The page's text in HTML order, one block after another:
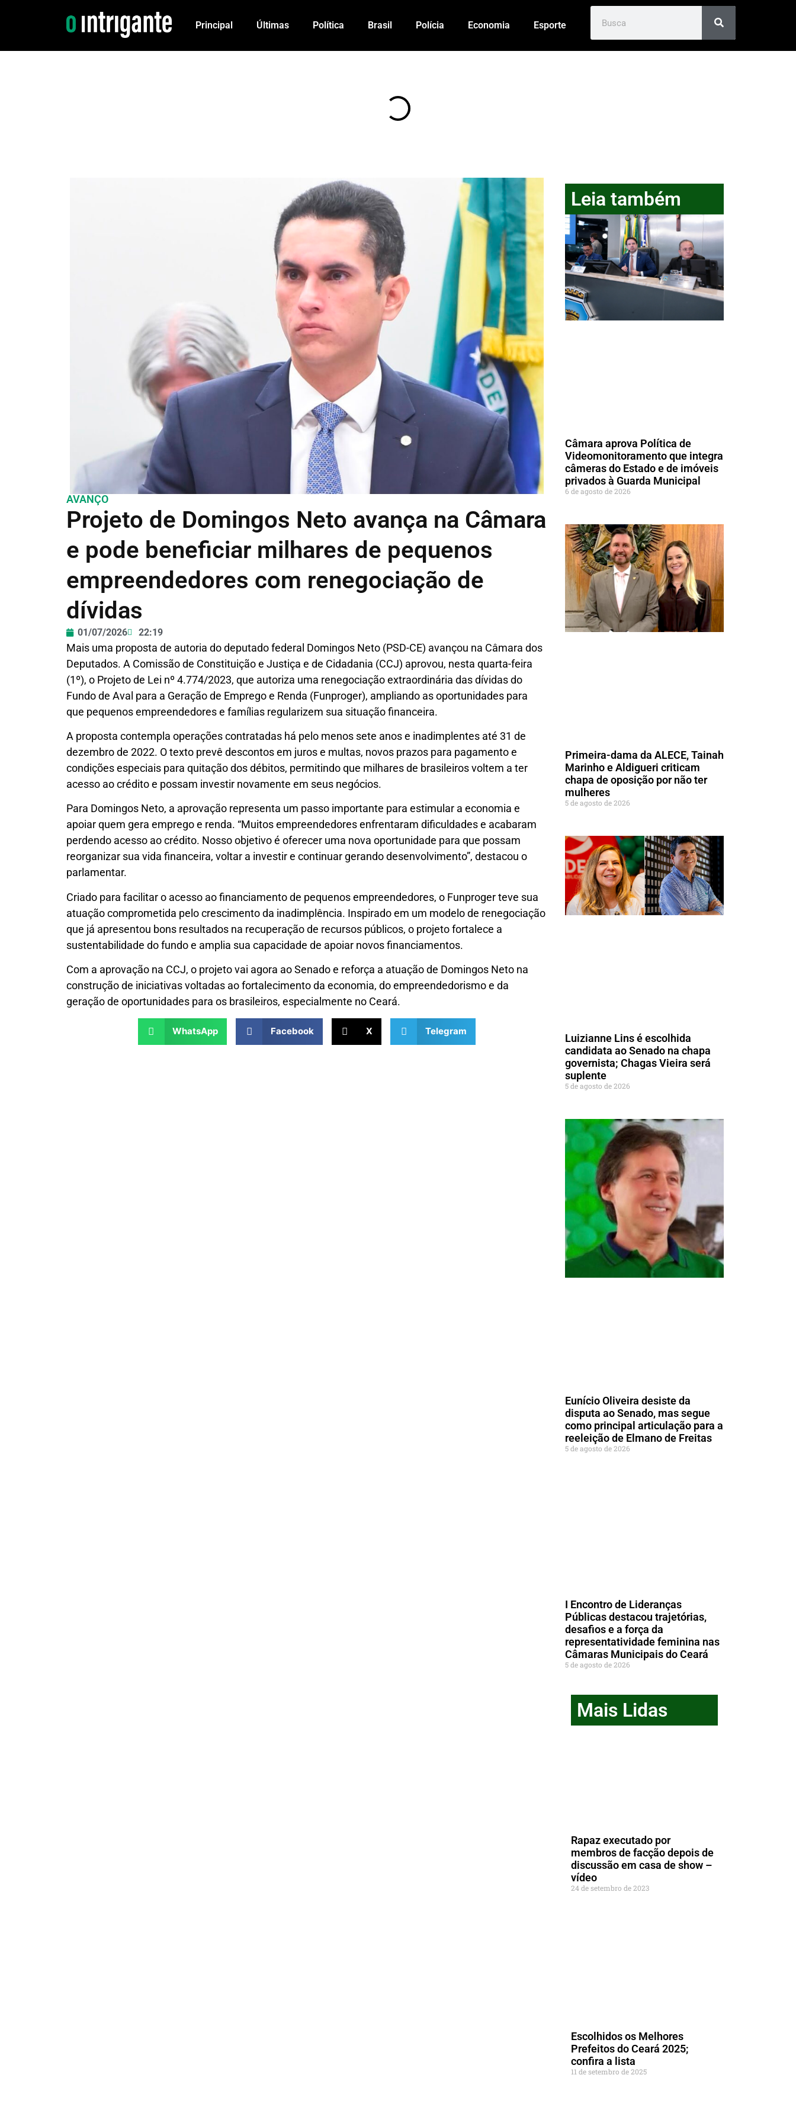
Principal Últimas Política Brasil Polícia Economia Esporte
AVANÇO
Projeto de Domingos Neto avança na Câmara
e pode beneficiar milhares de pequenos
empreendedores com renegociação de
dívidas
01/07/2026 22:19
Mais uma proposta de autoria do deputado federal Domingos Neto (PSD-CE) avançou na Câmara dos
Deputados. A Comissão de Constituição e Justiça e de Cidadania (CCJ) aprovou, nesta quarta-feira
(1º), o Projeto de Lei nº 4.774/2023, que autoriza uma renegociação extraordinária das dívidas do
Fundo de Aval para a Geração de Emprego e Renda (Funproger), ampliando as oportunidades para
que pequenos empreendedores e famílias regularizem sua situação financeira.
A proposta contempla operações contratadas há pelo menos sete anos e inadimplentes até 31 de
dezembro de 2022. O texto prevê descontos em juros e multas, novos prazos para pagamento e
condições especiais para quitação dos débitos, permitindo que milhares de brasileiros voltem a ter
acesso ao crédito e possam investir novamente em seus negócios.
Para Domingos Neto, a aprovação representa um passo importante para estimular a economia e
apoiar quem gera emprego e renda. “Muitos empreendedores enfrentaram dificuldades e acabaram
perdendo acesso ao crédito. Nosso objetivo é oferecer uma nova oportunidade para que possam
reorganizar sua vida financeira, voltar a investir e continuar gerando desenvolvimento”, destacou o
parlamentar.
Criado para facilitar o acesso ao financiamento de pequenos empreendedores, o Funproger teve sua
atuação comprometida pelo crescimento da inadimplência. Inspirado em um modelo de renegociação
que já apresentou bons resultados na recuperação de recursos públicos, o projeto fortalece a
sustentabilidade do fundo e amplia sua capacidade de apoiar novos financiamentos.
Com a aprovação na CCJ, o projeto vai agora ao Senado e reforça a atuação de Domingos Neto na
construção de iniciativas voltadas ao fortalecimento da economia, do empreendedorismo e da
geração de oportunidades para os brasileiros, especialmente no Ceará.
WhatsApp Facebook X Telegram
Leia também
Câmara aprova Política de
Videomonitoramento que integra
câmeras do Estado e de imóveis
privados à Guarda Municipal
6 de agosto de 2026
Primeira-dama da ALECE, Tainah
Marinho e Aldigueri criticam
chapa de oposição por não ter
mulheres
5 de agosto de 2026
Luizianne Lins é escolhida
candidata ao Senado na chapa
governista; Chagas Vieira será
suplente
5 de agosto de 2026
Eunício Oliveira desiste da
disputa ao Senado, mas segue
como principal articulação para a
reeleição de Elmano de Freitas
5 de agosto de 2026
I Encontro de Lideranças
Públicas destacou trajetórias,
desafios e a força da
representatividade feminina nas
Câmaras Municipais do Ceará
5 de agosto de 2026
Mais Lidas
Rapaz executado por
membros de facção depois de
discussão em casa de show –
vídeo
24 de setembro de 2023
Escolhidos os Melhores
Prefeitos do Ceará 2025;
confira a lista
11 de setembro de 2025